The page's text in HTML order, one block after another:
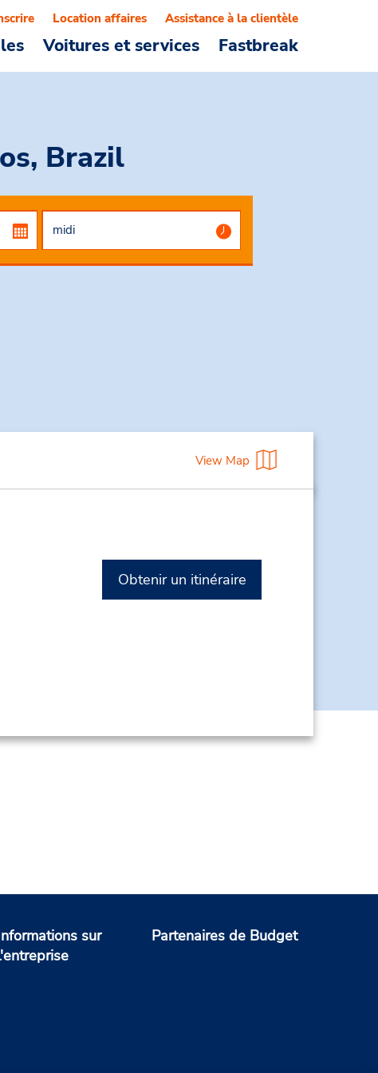
Voitures et services Fastbreak
Location affaires Assistance à la clientèle
Brazil
View Map
Obtenir un itinéraire
sur
Partenaires de Budget